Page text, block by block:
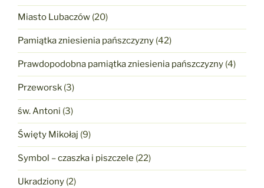
Miasto Lubaczów (20)
Pamiątka zniesienia pańszczyzny (42)
Prawdopodobna pamiątka zniesienia pańszczyzny (4)
Przeworsk (3)
św. Antoni (3)
Święty Mikołaj (9)
Symbol – czaszka i piszczele (22)
Ukradziony (2)